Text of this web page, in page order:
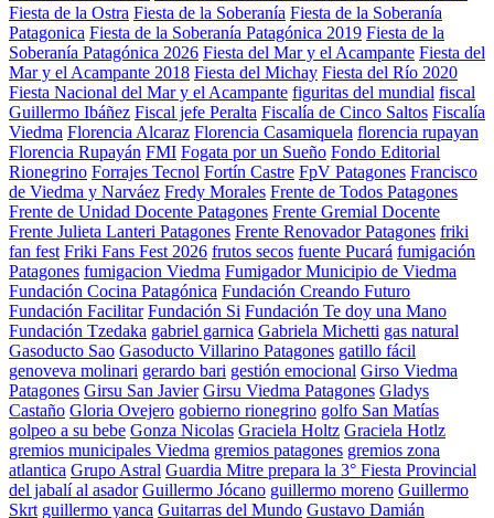
Fiesta de la Ostra Fiesta de la Soberanía Fiesta de la Soberanía
Patagonica Fiesta de la Soberanía Patagónica 2019 Fiesta de la
Soberanía Patagónica 2026 Fiesta del Mar y el Acampante Fiesta del
Mar y el Acampante 2018 Fiesta del Michay Fiesta del Río 2020
Fiesta Nacional del Mar y el Acampante figuritas del mundial fiscal
Guillermo Ibáñez Fiscal jefe Peralta Fiscalía de Cinco Saltos Fiscalía
Viedma Florencia Alcaraz Florencia Casamiquela florencia rupayan
Florencia Rupayán FMI Fogata por un Sueño Fondo Editorial
Rionegrino Forrajes Tecnol Fortín Castre FpV Patagones Francisco
de Viedma y Narváez Fredy Morales Frente de Todos Patagones
Frente de Unidad Docente Patagones Frente Gremial Docente
Frente Julieta Lanteri Patagones Frente Renovador Patagones friki
fan fest Friki Fans Fest 2026 frutos secos fuente Pucará fumigación
Patagones fumigacion Viedma Fumigador Municipio de Viedma
Fundación Cocina Patagónica Fundación Creando Futuro
Fundación Facilitar Fundación Si Fundación Te doy una Mano
Fundación Tzedaka gabriel garnica Gabriela Michetti gas natural
Gasoducto Sao Gasoducto Villarino Patagones gatillo fácil
genoveva molinari gerardo bari gestión emocional Girso Viedma
Patagones Girsu San Javier Girsu Viedma Patagones Gladys
Castaño Gloria Ovejero gobierno rionegrino golfo San Matías
golpeo a su bebe Gonza Nicolas Graciela Holtz Graciela Hotlz
gremios municipales Viedma gremios patagones gremios zona
atlantica Grupo Astral Guardia Mitre prepara la 3° Fiesta Provincial
del jabalí al asador Guillermo Jócano guillermo moreno Guillermo
Skrt guillermo yanca Guitarras del Mundo Gustavo Damián